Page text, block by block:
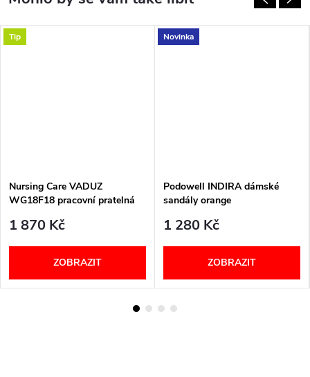
Tip
Nursing Care VADUZ
WG18F18 pracovní pratelná
1 870 Kč
ZOBRAZIT
Novinka
Podowell INDIRA dámské
sandály orange
1 280 Kč
ZOBRAZIT